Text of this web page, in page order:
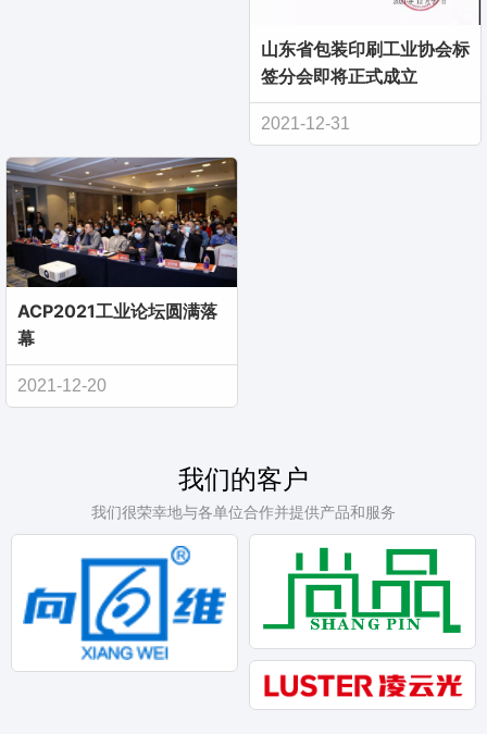
山东省包装印刷工业协会标
签分会即将正式成立
2021-12-31
ACP2021工业论坛圆满落
幕
2021-12-20
我们的客户
我们很荣幸地与各单位合作并提供产品和服务